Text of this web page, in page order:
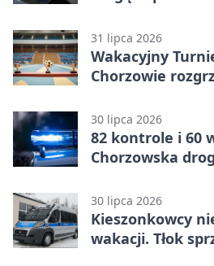
31 lipca 2026
Wakacyjny
Chorzowie
30 lipca 2026
82 kontrole i 60
Chorzowska
30 lipca 2026
Kieszonkowcy
wakacji. Tłok